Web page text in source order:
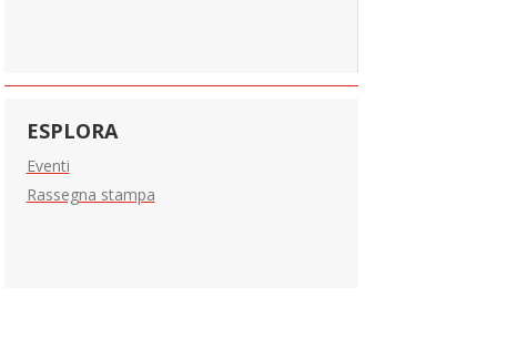
ESPLORA
Eventi
Rassegna stampa